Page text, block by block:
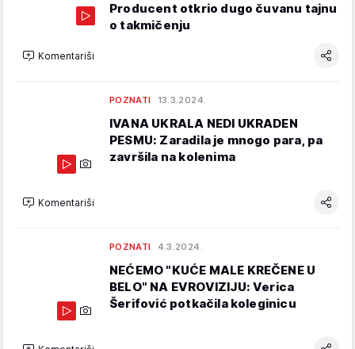
Producent otkrio dugo čuvanu tajnu
o takmičenju
Komentariši
POZNATI 13.3.2024.
IVANA UKRALA NEDI UKRADEN
PESMU: Zaradila je mnogo para, pa
završila na kolenima
Komentariši
POZNATI 4.3.2024.
NEĆEMO "KUĆE MALE KREČENE U
BELO" NA EVROVIZIJU: Verica
Šerifović potkačila koleginicu